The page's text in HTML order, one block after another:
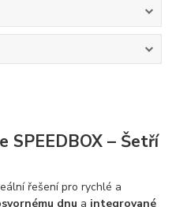
SPEEDBOX – Šetří
řešení pro rychlé a
dnu a integrované